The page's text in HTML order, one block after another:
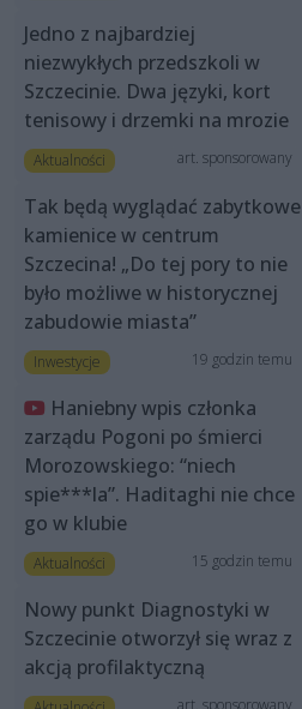
Jedno z najbardziej
niezwykłych przedszkoli w
Szczecinie. Dwa języki, kort
tenisowy i drzemki na mrozie
Aktualności art. sponsorowany
Tak będą wyglądać zabytkowe
kamienice w centrum
Szczecina! „Do tej pory to nie
było możliwe w historycznej
zabudowie miasta”
Inwestycje 19 godzin temu
Haniebny wpis członka
zarządu Pogoni po śmierci
Morozowskiego: “niech
spie***la”. Haditaghi nie chce
go w klubie
Aktualności 15 godzin temu
Nowy punkt Diagnostyki w
Szczecinie otworzył się wraz z
akcją profilaktyczną